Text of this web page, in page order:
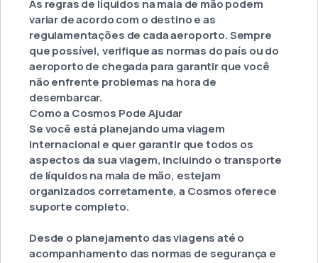
As regras de líquidos na mala de mão podem
variar de acordo com o destino e as
regulamentações de cada aeroporto. Sempre
que possível, verifique as normas do país ou do
aeroporto de chegada para garantir que você
não enfrente problemas na hora de
desembarcar.
Como a Cosmos Pode Ajudar
Se você está planejando uma viagem
internacional e quer garantir que todos os
aspectos da sua viagem, incluindo o transporte
de líquidos na mala de mão, estejam
organizados corretamente, a Cosmos oferece
suporte completo.
Desde o planejamento das viagens até o
acompanhamento das normas de segurança e